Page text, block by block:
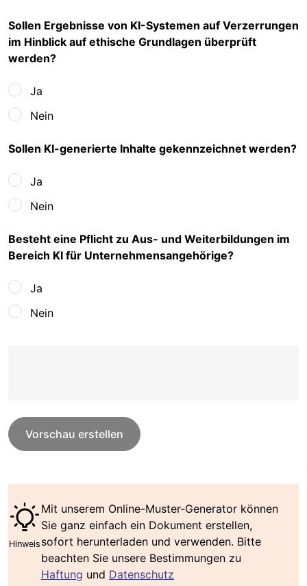
Sollen Ergebnisse von KI-Systemen auf Verzerrungen
im Hinblick auf ethische Grundlagen überprüft
werden?
Ja
Nein
Sollen KI-generierte Inhalte gekennzeichnet werden?
Ja
Nein
Besteht eine Pflicht zu Aus- und Weiterbildungen im
Bereich KI für Unternehmensangehörige?
Ja
Nein
Vorschau erstellen
Hinweis
Mit unserem Online-Muster-Generator können
Sie ganz einfach ein Dokument erstellen,
sofort herunterladen und verwenden. Bitte
beachten Sie unsere Bestimmungen zu
Haftung und Datenschutz